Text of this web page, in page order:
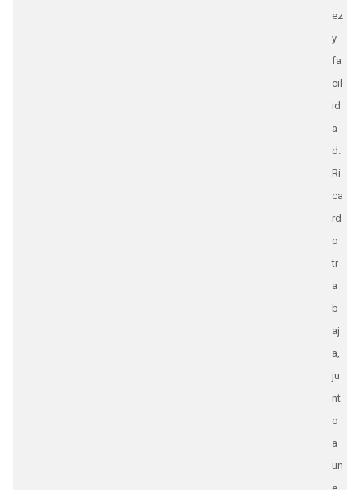
ez
y
fa
cil
id
a
d.
Ri
ca
rd
o
tr
a
b
aj
a,
ju
nt
o
a
un